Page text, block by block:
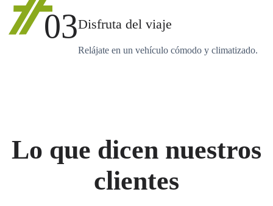
03Disfruta del viaje
Relájate en un vehículo cómodo y climatizado.
Lo que dicen nuestros
clientes